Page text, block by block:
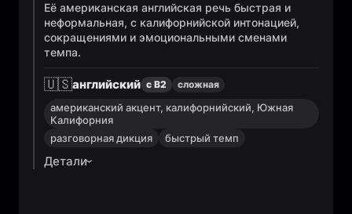
Её американская английская речь быстрая и
неформальная, с калифорнийской интонацией,
сокращениями и эмоциональными сменами
темпа.
🇺🇸английский с B2 сложная
американский акцент, калифорнийский, Южная
Калифорния
разговорная дикция
быстрый темп
Детали